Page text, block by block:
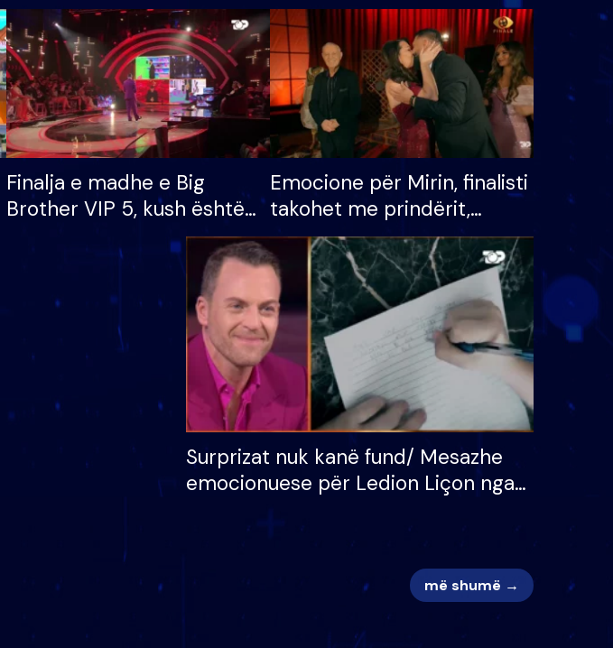
Finalja e madhe e Big
Brother VIP 5, kush është
banori i parë që lë shtëpinë
dhe humb mundësinë për
të fituar çmimin e madh
Emocione për Mirin, finalisti
takohet me prindërit,
vajzën dhe bashkëshorten:
S’kemi ndonjë letër divorci
apo jo?
Surprizat nuk kanë fund/ Mesazhe
emocionuese për Ledion Liçon nga
më shumë →